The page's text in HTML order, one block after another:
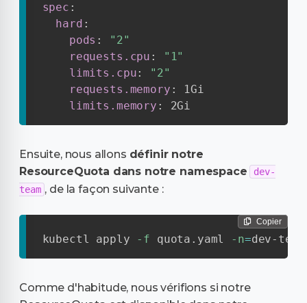
spec :
hard :
pods :
"2"
requests.cpu :
"1"
limits.cpu:
"2"
requests.memory :
1Gi
limits.memory : 2Gi
Ensuite, nous allons définir notre
ResourceQuota dans notre namespace
dev-
team , de la façon suivante :
Copier
kubectl apply -f quota.yaml -n=dev-team
Comme d'habitude, nous vérifions si notre